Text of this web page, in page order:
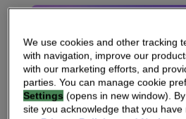
We use cookies and other tracking
with navigation, improve our
with our marketing efforts, and
parties. You can manage cookie
Settings (opens in new window).
site you acknowledge that you